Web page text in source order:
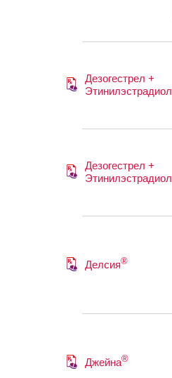
Дезогестрел +
Этинилэстрадиол
Дезогестрел +
Этинилэстрадиол
Делсия®
Джейна®